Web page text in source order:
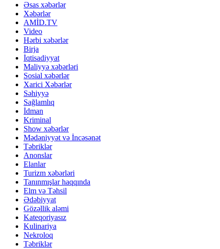
Əsas xəbərlər
Xəbərlər
AMİD.TV
Video
Hərbi xəbərlər
Birja
İqtisadiyyat
Maliyyə xəbərləri
Sosial xəbərlər
Xarici Xəbərlər
Səhiyyə
Sağlamlıq
İdman
Kriminal
Show xəbərlər
Mədəniyyət və İncəsənət
Təbriklər
Anonslar
Elanlar
Turizm xəbərləri
Tanınmışlar haqqında
Elm və Təhsil
Ədəbiyyat
Gözəllik aləmi
Kateqoriyasız
Kulinariya
Nekroloq
Təbriklər